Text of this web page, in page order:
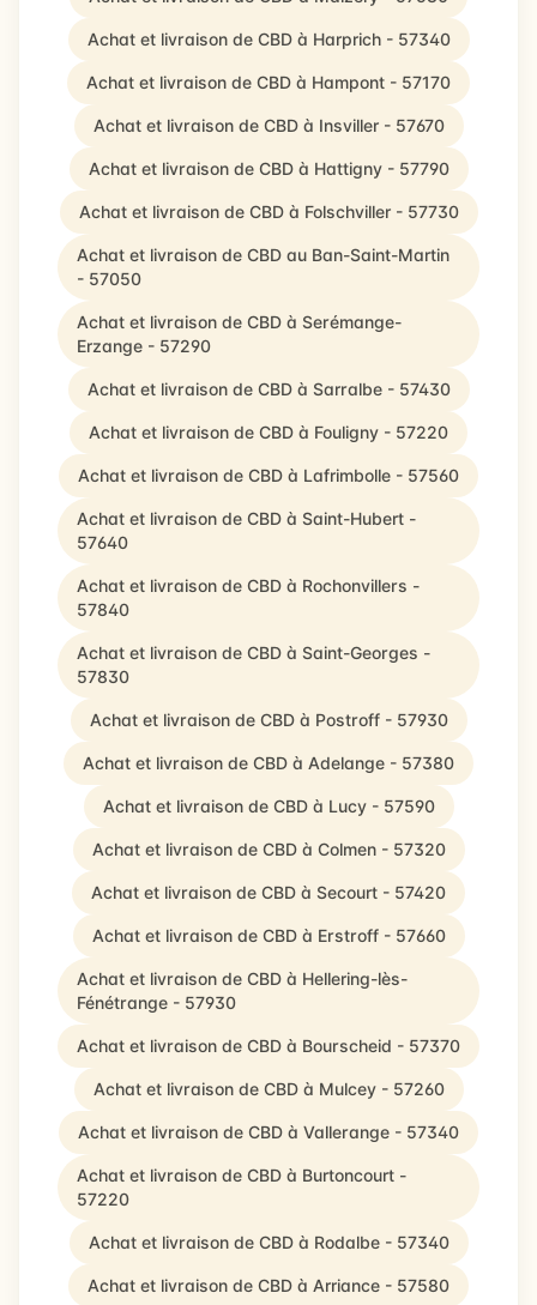
Achat et livraison de CBD à Harprich - 57340
Achat et livraison de CBD à Hampont - 57170
Achat et livraison de CBD à Insviller - 57670
Achat et livraison de CBD à Hattigny - 57790
Achat et livraison de CBD à Folschviller - 57730
Achat et livraison de CBD au Ban-Saint-Martin
- 57050
Achat et livraison de CBD à Serémange-
Erzange - 57290
Achat et livraison de CBD à Sarralbe - 57430
Achat et livraison de CBD à Fouligny - 57220
Achat et livraison de CBD à Lafrimbolle - 57560
Achat et livraison de CBD à Saint-Hubert -
57640
Achat et livraison de CBD à Rochonvillers -
57840
Achat et livraison de CBD à Saint-Georges -
57830
Achat et livraison de CBD à Postroff - 57930
Achat et livraison de CBD à Adelange - 57380
Achat et livraison de CBD à Lucy - 57590
Achat et livraison de CBD à Colmen - 57320
Achat et livraison de CBD à Secourt - 57420
Achat et livraison de CBD à Erstroff - 57660
Achat et livraison de CBD à Hellering-lès-
Fénétrange - 57930
Achat et livraison de CBD à Bourscheid - 57370
Achat et livraison de CBD à Mulcey - 57260
Achat et livraison de CBD à Vallerange - 57340
Achat et livraison de CBD à Burtoncourt -
57220
Achat et livraison de CBD à Rodalbe - 57340
Achat et livraison de CBD à Arriance - 57580